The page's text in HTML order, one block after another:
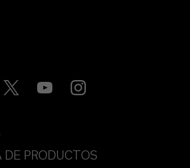
DE PRODUCTOS